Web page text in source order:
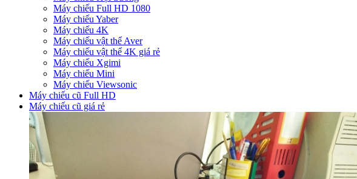
Máy chiếu Full HD 1080
Máy chiếu Yaber
Máy chiếu 4K
Máy chiếu vật thể Aver
Máy chiếu vật thể 4K giá rẻ
Máy chiếu Xgimi
Máy chiếu Mini
Máy chiếu Viewsonic
Máy chiếu cũ Full HD
Máy chiếu cũ giá rẻ